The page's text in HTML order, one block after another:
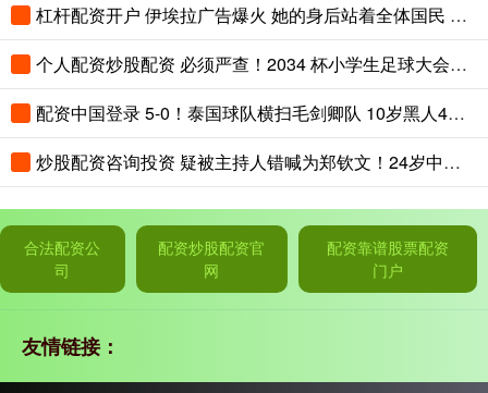
杠杆配资开户 伊埃拉广告爆火 她的身后站着全体国民 郑钦文为何遭遇如此苛责？|赛点
个人配资炒股配资 必须严查！2034 杯小学生足球大会，本来是给孩子们练兵交流的青训赛
配资中国登录 5-0！泰国球队横扫毛剑卿队 10岁黑人4球+造乌龙 3场狂轰12球
炒股配资咨询投资 疑被主持人错喊为郑钦文！24岁中国莎娃2-0横扫17岁小将 奖金17万
合法配资公
司
配资炒股配资官
网
配资靠谱股票配资
门户
友情链接：